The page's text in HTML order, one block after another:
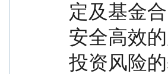
定及基金
安全高效
投资风险